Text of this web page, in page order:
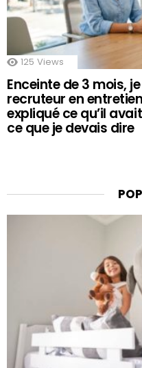
125 Views
Enceinte de 3 mois,
recruteur en
expliqué ce qu’il
ce que je devais dire